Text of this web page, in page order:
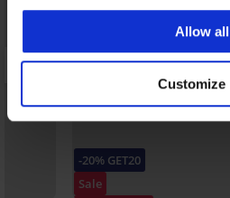
Allow all
Customize
-20% GET20
Sale